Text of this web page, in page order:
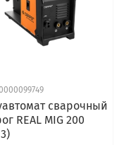
сварочный
REAL MIG 200